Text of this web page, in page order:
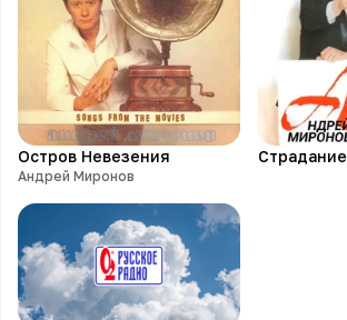
Остров Невезения
Андрей Миронов
Страдание